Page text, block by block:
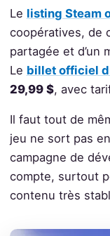
Le listing Steam
coopératives, de
partagée et d’un
Le billet officiel
29,99 $, avec
Il faut tout de
jeu ne sort pas
campagne de
compte, surtout
contenu très